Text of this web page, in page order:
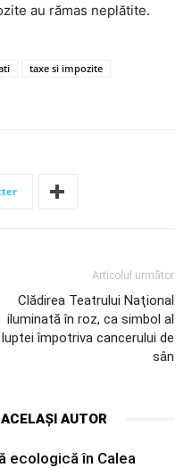
au rămas neplătite.
taxe si impozite
Articolul următor
Clădirea Teatrului Naţional
iluminată în roz, ca simbol al
luptei împotriva cancerului de
sân
AUTOR
ecologică în Calea